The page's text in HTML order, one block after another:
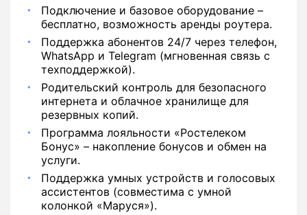
Подключение и базовое оборудование –
бесплатно, возможность аренды роутера.
Поддержка абонентов 24/7 через телефон,
WhatsApp и Telegram (мгновенная связь с
техподдержкой).
Родительский контроль для безопасного
интернета и облачное хранилище для
резервных копий.
Программа лояльности «Ростелеком
Бонус» – накопление бонусов и обмен на
услуги.
Поддержка умных устройств и голосовых
ассистентов (совместима с умной
колонкой «Маруся»).